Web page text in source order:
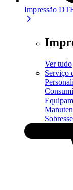
Impressão
Ver tudo
Serviço